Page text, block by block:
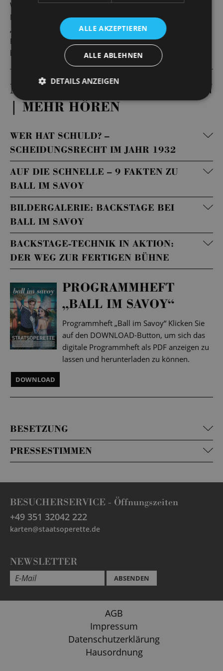
Weimarer Republik sich und sein Lebensgefühl ein letztes
Mal zu Modetänzen wie dem bejubelt besungenen
„Känguru“, um nur einen Monat später durch die
Ernennung Adolf Hitlers zum Reichskanzler seinem
brutalen Ende entgegen zu taumeln.
MEHR LESEN | MEHR SEHEN
| MEHR HÖREN
WER HAT SCHULD? –
SCHEIDUNGSRECHT IM JAHR 1932
AUF DIE SCHNELLE – 9 FAKTEN ZU
BALL IM SAVOY
BILDERGALERIE: BACKSTAGE BEI
BALL IM SAVOY
BACKSTAGE-TECHNIK IN AKTION:
DER WEG ZUR FERTIGEN BÜHNE
PROGRAMMHEFT
„BALL IM SAVOY“
Programmheft „Ball im Savoy“ Klicken Sie
auf den DOWNLOAD-Button, um sich das
digitale Programmheft als PDF anzeigen zu
lassen und herunterladen zu können.
DOWNLOAD
BESETZUNG
PRESSESTIMMEN
BESUCHERSERVICE - Öffnungszeiten
+49 351 32042 222
karten@staatsoperette.de
NEWSLETTER
ABSENDEN
AGB
Impressum
Datenschutzerklärung
Hausordnung
ALLE AKZEPTIEREN
ALLE ABLEHNEN
DETAILS ANZEIGEN